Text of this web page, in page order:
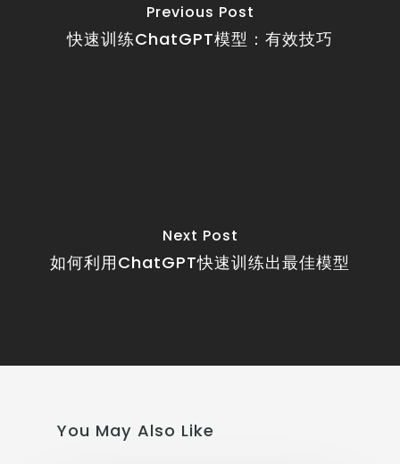
Previous Post
快速训练ChatGPT模型：有效技巧
Next Post
如何利用ChatGPT快速训练出最佳模型
You May Also Like